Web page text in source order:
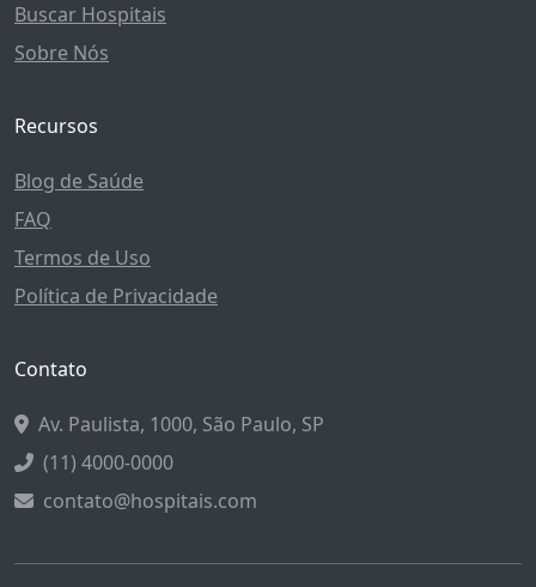
Buscar Hospitais
Sobre Nós
Recursos
Blog de Saúde
FAQ
Termos de Uso
Política de Privacidade
Contato
Av. Paulista, 1000, São Paulo, SP
(11) 4000-0000
contato@hospitais.com